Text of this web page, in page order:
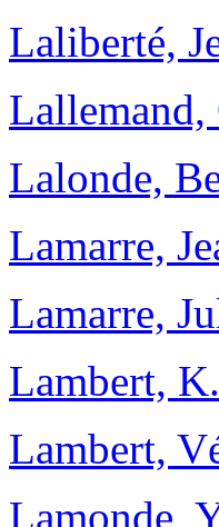
Laliberté,
Lallemand,
Lalonde,
Lamarre,
Lamarre,
Lambert,
Lambert,
Lamonde,